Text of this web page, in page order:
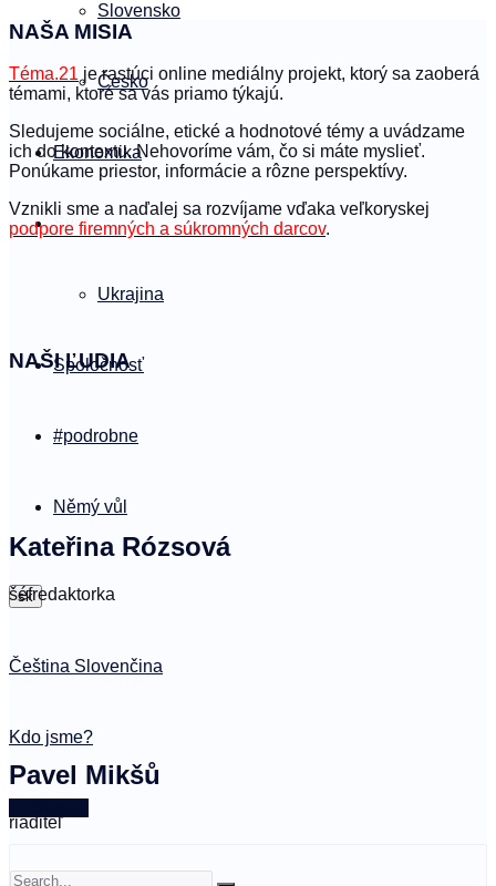
Slovensko
Česko
Ekonomika
Svet
Ukrajina
Spoločnosť
#podrobne
Němý vůl
sk
Čeština Slovenčina
Kdo jsme?
NAŠA MISIA
Téma.21je rastúci online mediálny projekt, ktorý sa zaoberá
témami, ktoré sa vás priamo týkajú.
Sledujeme sociálne, etické a hodnotové témy a uvádzame
ich do kontextu. Nehovoríme vám, čo si máte myslieť.
Ponúkame priestor, informácie a rôzne perspektívy.
Vznikli sme a naďalej sa rozvíjame vďaka veľkoryskej
podpore firemných a súkromných darcov.
NAŠI ĽUDIA
Kateřina Rózsová
šéfredaktorka
Pavel Mikšů
riaditeľ